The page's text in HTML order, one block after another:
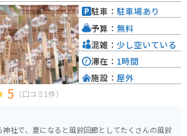
5 （口コミ1件）
社で、夏になると風鈴回廊としてたくさんの風鈴
駐車： 駐車場あり
予算： 無料
混雑： 少し空いている
滞在： 1時間
施設： 屋外